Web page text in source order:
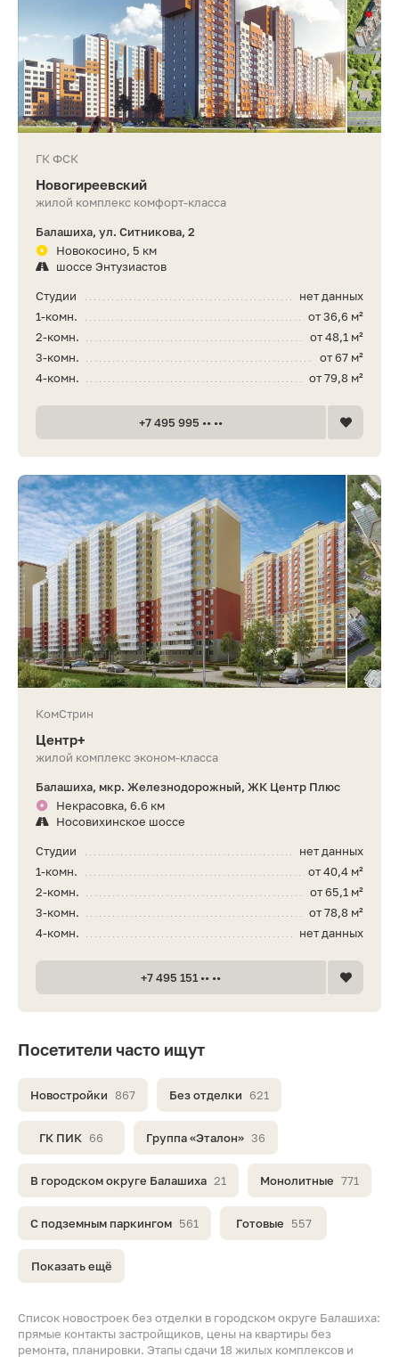
Список новостроек без отделки в городском округе Балашиха:
прямые контакты застройщиков, цены на квартиры без
ремонта, планировки. Этапы сдачи 18 жилых комплексов и
Посетители часто ищут
Новостройки 867 Без отделки 621
ГК ПИК 66 Группа «Эталон» 36
В городском округе Балашиха 21 Монолитные 771
С подземным паркингом 561 Готовые 557
Показать ещё
ГК ФСК
Новогиреевский
жилой комплекс комфорт-класса
Балашиха, ул. Ситникова, 2
Новокосино, 5 км
шоссе Энтузиастов
нет данных
Студии
от 36,6 м²
1-комн.
от 48,1 м²
2-комн.
от 67 м²
3-комн.
от 79,8 м²
4-комн.
+7 495 995 •• ••
КомСтрин
Центр+
жилой комплекс эконом-класса
Балашиха, мкр. Железнодорожный, ЖК Центр Плюс
Некрасовка, 6.6 км
Носовихинское шоссе
нет данных
Студии
от 40,4 м²
1-комн.
от 65,1 м²
2-комн.
от 78,8 м²
3-комн.
нет данных
4-комн.
+7 495 151 •• ••